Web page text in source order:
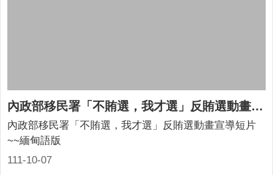
內政部移民署「不賄選，我才選」反賄選動畫宣導短片~~緬甸語版
111-10-07
內政部移民署「不賄選，我才選」反賄選動畫宣導短片
~~緬甸語版